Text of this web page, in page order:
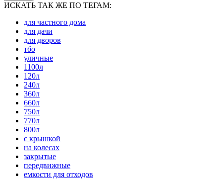
ИСКАТЬ ТАК ЖЕ ПО ТЕГАМ:
для частного дома
для дачи
для дворов
тбо
уличные
1100л
120л
240л
360л
660л
750л
770л
800л
с крышкой
на колесах
закрытые
передвижные
емкости для отходов